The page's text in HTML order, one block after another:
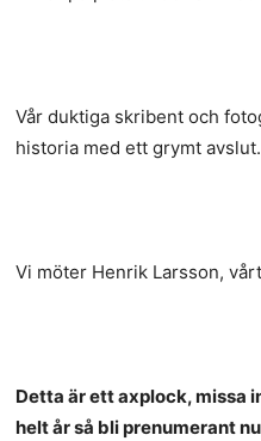
Vår duktiga skribent och
historia med ett grymt
Vi möter Henrik Larsson,
Detta är ett axplock, missa
helt år så bli prenumerant